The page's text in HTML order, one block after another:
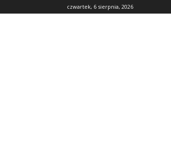
czwartek, 6 sierpnia, 2026